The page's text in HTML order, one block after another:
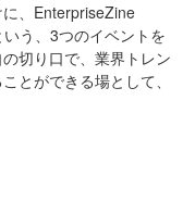
、EnterpriseZine
う、3つのイベントを
切り口で、業界トレン
とができる場として、